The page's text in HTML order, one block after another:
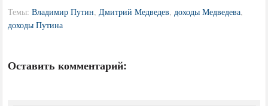
Темы:Владимир Путин,Дмитрий Медведев,доходы Медведева,
доходы Путина
Оставить комментарий: